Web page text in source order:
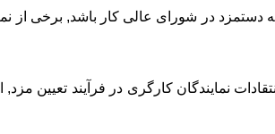
دستمزد در شورای عالی کار باشد, برخی
نمایندگان کارگری در فرآیند تعیین